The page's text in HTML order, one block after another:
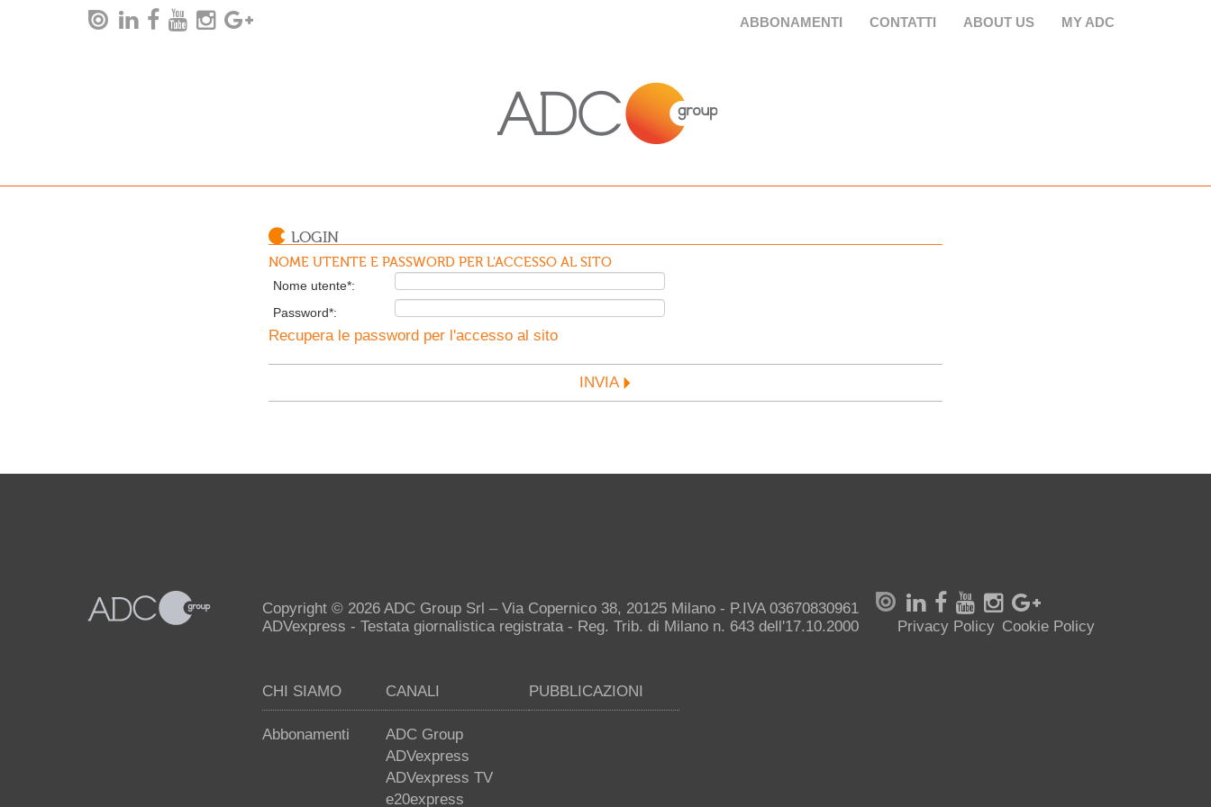
ABBONAMENTI CONTATTI ABOUT US MY ADC
LOGIN
NOME UTENTE E PASSWORD PER L'ACCESSO AL SITO
Nome utente*:
Password*:
Recupera le password per l'accesso al sito
INVIA
Copyright © 2026 ADC Group Srl – Via Copernico 38, 20125 Milano - P.IVA 03670830961
ADVexpress - Testata giornalistica registrata - Reg. Trib. di Milano n. 643 dell'17.10.2000
CHI SIAMO
Abbonamenti
CANALI
ADC Group
ADVexpress
ADVexpress TV
e20express
PUBBLICAZIONI
Privacy Policy Cookie Policy